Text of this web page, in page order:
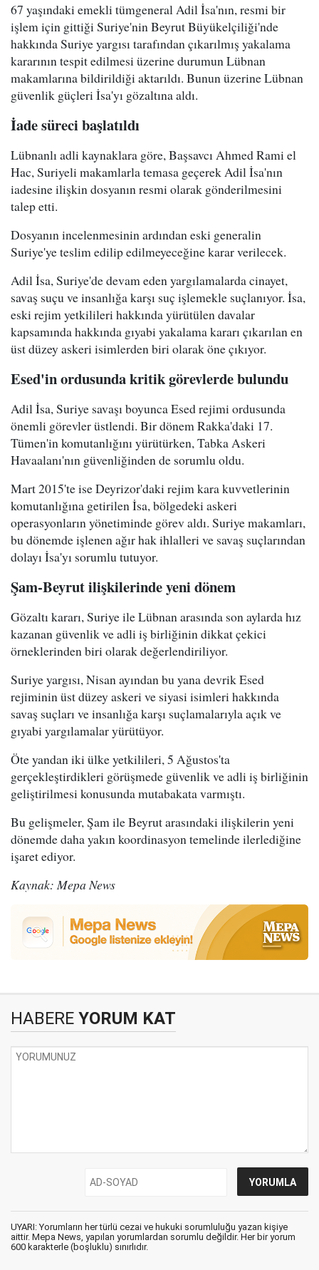
67 yaşındaki emekli tümgeneral Adil İsa'nın, resmi bir
işlem için gittiği Suriye'nin Beyrut Büyükelçiliği'nde
hakkında Suriye yargısı tarafından çıkarılmış yakalama
kararının tespit edilmesi üzerine durumun Lübnan
makamlarına bildirildiği aktarıldı. Bunun üzerine Lübnan
güvenlik güçleri İsa'yı gözaltına aldı.
İade süreci başlatıldı
Lübnanlı adli kaynaklara göre, Başsavcı Ahmed Rami el
Hac, Suriyeli makamlarla temasa geçerek Adil İsa'nın
iadesine ilişkin dosyanın resmi olarak gönderilmesini
talep etti.
Dosyanın incelenmesinin ardından eski generalin
Suriye'ye teslim edilip edilmeyeceğine karar verilecek.
Adil İsa, Suriye'de devam eden yargılamalarda cinayet,
savaş suçu ve insanlığa karşı suç işlemekle suçlanıyor. İsa,
eski rejim yetkilileri hakkında yürütülen davalar
kapsamında hakkında gıyabi yakalama kararı çıkarılan en
üst düzey askeri isimlerden biri olarak öne çıkıyor.
Esed'in ordusunda kritik görevlerde bulundu
Adil İsa, Suriye savaşı boyunca Esed rejimi ordusunda
önemli görevler üstlendi. Bir dönem Rakka'daki 17.
Tümen'in komutanlığını yürütürken, Tabka Askeri
Havaalanı'nın güvenliğinden de sorumlu oldu.
Mart 2015'te ise Deyrizor'daki rejim kara kuvvetlerinin
komutanlığına getirilen İsa, bölgedeki askeri
operasyonların yönetiminde görev aldı. Suriye makamları,
bu dönemde işlenen ağır hak ihlalleri ve savaş suçlarından
dolayı İsa'yı sorumlu tutuyor.
Şam-Beyrut ilişkilerinde yeni dönem
Gözaltı kararı, Suriye ile Lübnan arasında son aylarda hız
kazanan güvenlik ve adli iş birliğinin dikkat çekici
örneklerinden biri olarak değerlendiriliyor.
Suriye yargısı, Nisan ayından bu yana devrik Esed
rejiminin üst düzey askeri ve siyasi isimleri hakkında
savaş suçları ve insanlığa karşı suçlamalarıyla açık ve
gıyabi yargılamalar yürütüyor.
Öte yandan iki ülke yetkilileri, 5 Ağustos'ta
gerçekleştirdikleri görüşmede güvenlik ve adli iş birliğinin
geliştirilmesi konusunda mutabakata varmıştı.
Bu gelişmeler, Şam ile Beyrut arasındaki ilişkilerin yeni
dönemde daha yakın koordinasyon temelinde ilerlediğine
işaret ediyor.
Kaynak: Mepa News
HABERE YORUM KAT
UYARI: Yorumların her türlü cezai ve hukuki sorumluluğu yazan kişiye
aittir. Mepa News, yapılan yorumlardan sorumlu değildir. Her bir yorum
600 karakterle (boşluklu) sınırlıdır.